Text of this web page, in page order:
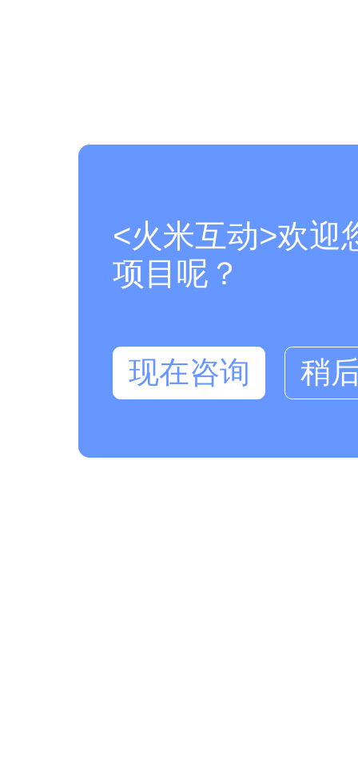
<火米互动>欢迎
项目呢？
现在咨询 稍